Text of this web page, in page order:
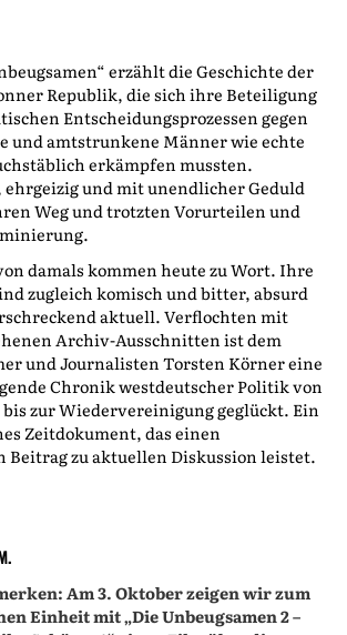
erzählt die Geschichte der
Republik, die sich ihre Beteiligung
Entscheidungsprozessen gegen
und amtstrunkene Männer wie echte
erkämpfen mussten.
und mit unendlicher Geduld
Weg und trotzten Vorurteilen und
damals kommen heute zu Wort. Ihre
zugleich komisch und bitter, absurd
aktuell. Verflochten mit
Archiv-Ausschnitten ist dem
und Journalisten Torsten Körner eine
Chronik westdeutscher Politik von
bis zur Wiedervereinigung geglückt. Ein
Zeitdokument, das einen
Beitrag zu aktuellen Diskussion leistet.
Am 3. Oktober zeigen wir zum
Einheit mit „Die Unbeugsamen 2 –